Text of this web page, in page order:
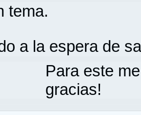
tema.
a la espera de
Para este
gracias!